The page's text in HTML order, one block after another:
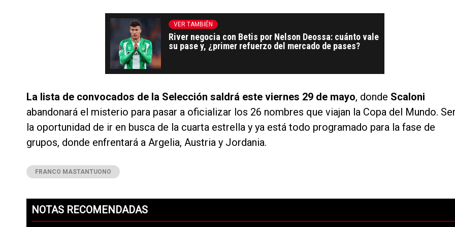
VER TAMBIÉN
River negocia con Betis por Nelson Deossa: cuánto vale
su pase y, ¿primer refuerzo del mercado de pases?
La lista de convocados de la Selección saldrá este viernes 29 de mayo, donde Scaloni
abandonará el misterio para pasar a oficializar los 26 nombres que viajan la Copa del Mundo.
la oportunidad de ir en busca de la cuarta estrella y ya está todo programado para la fase de
grupos, donde enfrentará a Argelia, Austria y Jordania.
FRANCO MASTANTUONO
NOTAS RECOMENDADAS